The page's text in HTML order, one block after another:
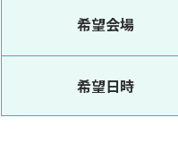
希望会場
希望日時